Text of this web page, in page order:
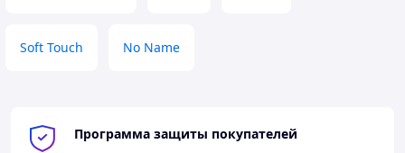
Soft Touch No Name
Программа защиты покупателей